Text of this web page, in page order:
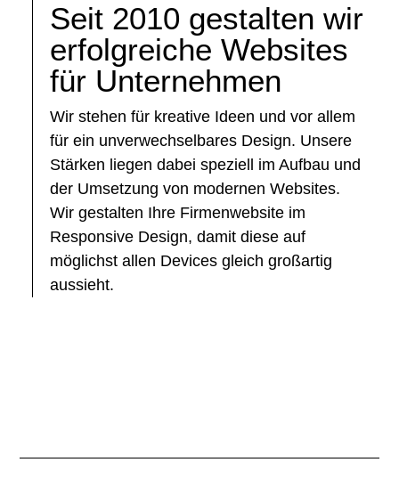
Seit 2010 gestalten wir
erfolgreiche Websites
für Unternehmen
Wir stehen für kreative Ideen und vor allem
für ein unverwechselbares Design. Unsere
Stärken liegen dabei speziell im Aufbau und
der Umsetzung von modernen Websites.
Wir gestalten Ihre Firmenwebsite im
Responsive Design, damit diese auf
möglichst allen Devices gleich großartig
aussieht.